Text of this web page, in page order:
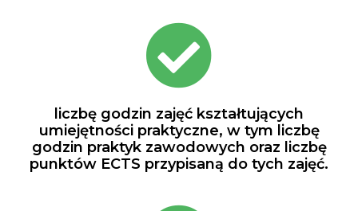
liczbę godzin zajęć kształtujących
umiejętności praktyczne, w tym liczbę
godzin praktyk zawodowych oraz liczbę
punktów ECTS przypisaną do tych zajęć.